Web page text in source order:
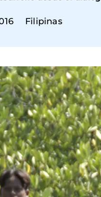
Filipinas